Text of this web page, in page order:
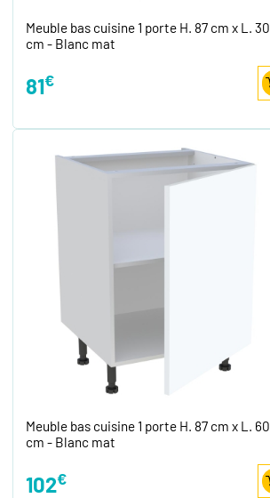
Meuble bas cuisine 1 porte H. 87 cm x L. 30
cm - Blanc mat
81€
Meuble bas cuisine 1 porte H. 87 cm x L. 60
cm - Blanc mat
102€